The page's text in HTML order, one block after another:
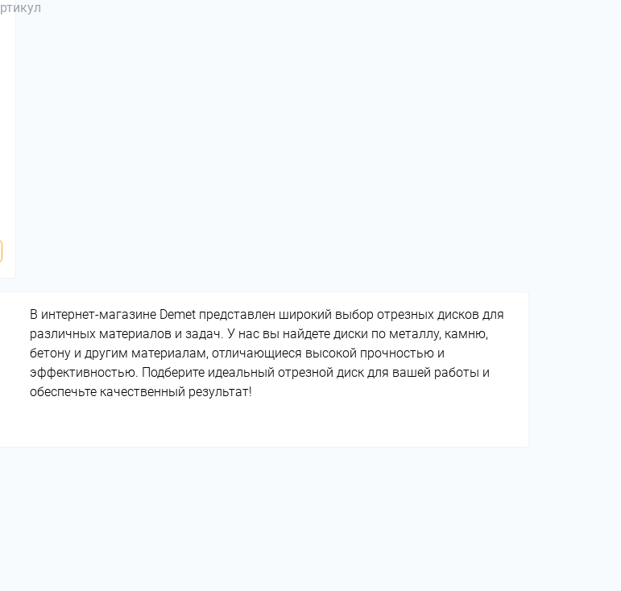
В интернет-магазине Demet представлен широкий выбор отрезных дисков для
различных материалов и задач. У нас вы найдете диски по металлу, камню,
бетону и другим материалам, отличающиеся высокой прочностью и
эффективностью. Подберите идеальный отрезной диск для вашей работы и
обеспечьте качественный результат!